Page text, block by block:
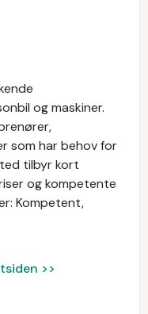
og maskiner.
som har behov for
tilbyr kort
og kompetente
Kompetent,
>>